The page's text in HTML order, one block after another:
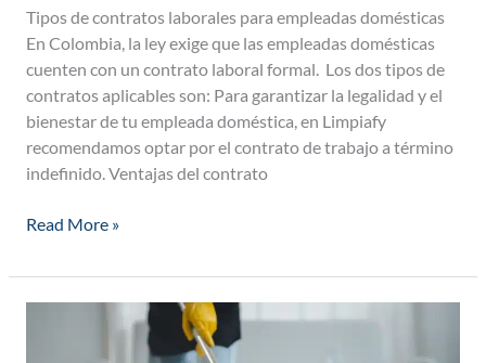
Tipos de contratos laborales para empleadas domésticas
En Colombia, la ley exige que las empleadas domésticas
cuenten con un contrato laboral formal. Los dos tipos de
contratos aplicables son: Para garantizar la legalidad y el
bienestar de tu empleada doméstica, en Limpiafy
recomendamos optar por el contrato de trabajo a término
indefinido. Ventajas del contrato
Read More »